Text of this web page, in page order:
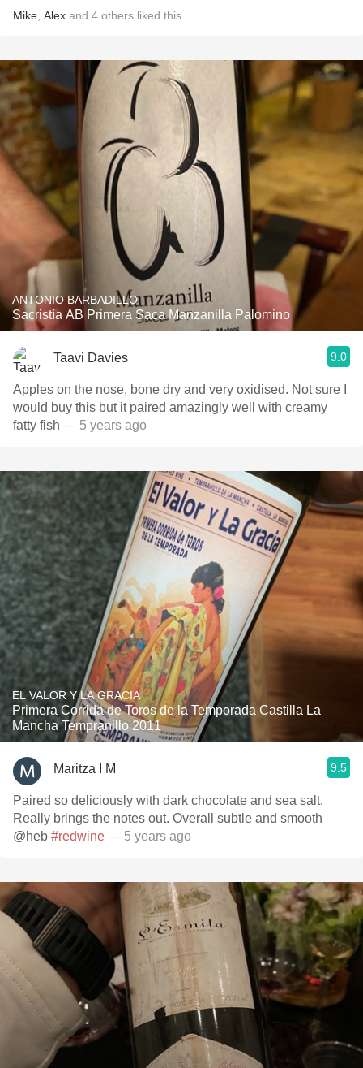
Mike Alex and 4 others liked this
ANTONIO BARBADILLO
Sacristía AB Primera Saca Manzanilla Palomino
Taavi Davies 9.0
Apples on the nose, bone dry and very oxidised. Not sure I
would buy this but it paired amazingly well with creamy
fatty fish — 5 years ago
EL VALOR Y LA GRACIA
Primera Corrida de Toros de la Temporada Castilla La
Mancha Tempranillo 2011
Maritza I M 9.5
Paired so deliciously with dark chocolate and sea salt.
Really brings the notes out. Overall subtle and smooth
@heb #redwine — 5 years ago